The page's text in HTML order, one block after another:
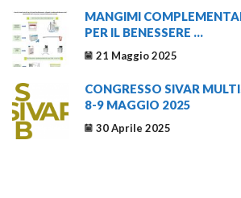
MANGIMI
PER IL BENESSERE ...
21 Maggio 2025
CONGRESSO SIVAR
8-9 MAGGIO 2025
30 Aprile 2025